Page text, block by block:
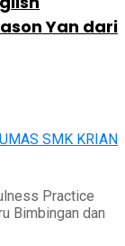
Yan dari
SMK KRIAN
Practice
Bimbingan dan